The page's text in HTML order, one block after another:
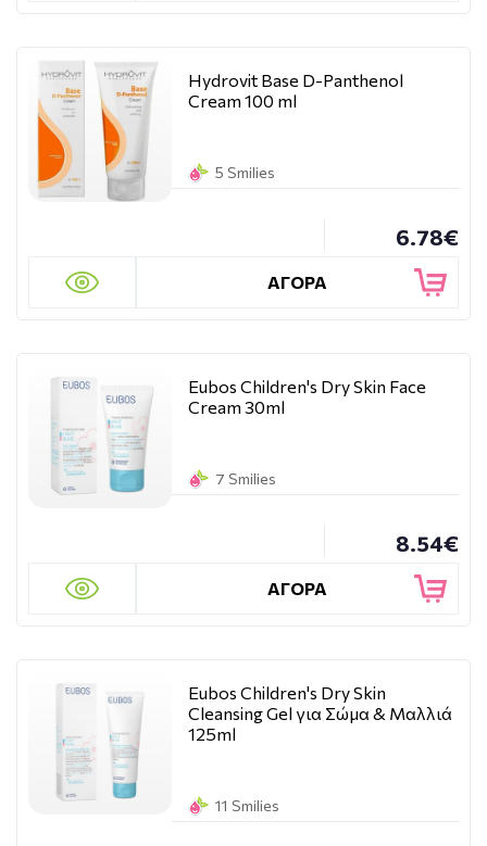
Hydrovit Base D-Panthenol
Cream 100 ml
5 Smilies
6.78€
ΑΓΟΡΑ
Eubos Children's Dry Skin Face
Cream 30ml
7 Smilies
8.54€
ΑΓΟΡΑ
Eubos Children's Dry Skin
Cleansing Gel για Σώμα & Μαλλιά
125ml
11 Smilies